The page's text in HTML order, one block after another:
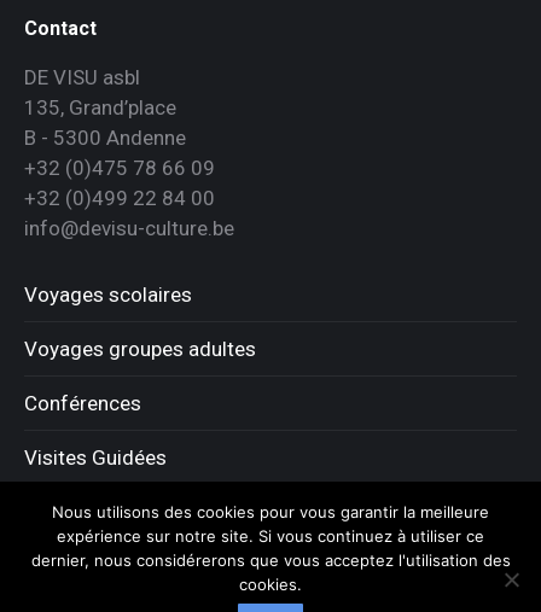
Contact
DE VISU asbl
135, Grand’place
B - 5300 Andenne
+32 (0)475 78 66 09
+32 (0)499 22 84 00
info@devisu-culture.be
Voyages scolaires
Voyages groupes adultes
Conférences
Visites Guidées
Demande de renseignements
Nous utilisons des cookies pour vous garantir la meilleure
expérience sur notre site. Si vous continuez à utiliser ce
dernier, nous considérerons que vous acceptez l'utilisation des
cookies.